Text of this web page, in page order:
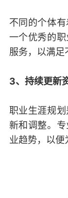
不同的个体
一个优秀的
服务，以满足
3、持续更新
职业生涯规
新和调整。
业趋势，以便